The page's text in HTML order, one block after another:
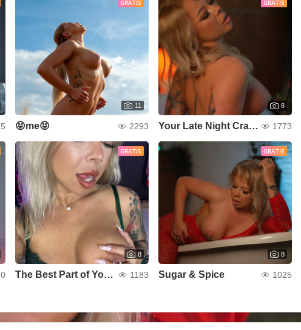
GRATIS
11
😝me😝 2293
GRATIS
8
Your Late Night Craving 1773
GRATIS
8
The Best Part of Your Dream 1183
GRATIS
8
Sugar & Spice 1025